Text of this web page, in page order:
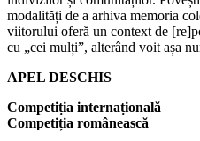
modalități de a arhiva memoria
viitorului oferă un context de
cu „cei mulți”, alterând voit așa
APEL DESCHIS
Competiția internațională
Competiția românească